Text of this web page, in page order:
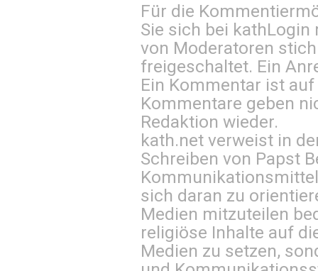
Für die
Sie sich bei kathLogin
von Moderatoren
freigeschaltet. Ein
Ein Kommentar ist
Kommentare geben
Redaktion wieder.
kath.net verweist in
Schreiben von Papst
sich daran zu
Medien mitzuteilen
religiöse Inhalte auf
Medien zu setzen,